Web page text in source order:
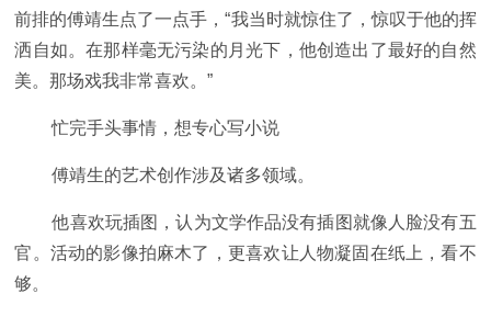
前排的傅靖生点了一点手，“我当时就惊住了，惊叹于他的挥
洒自如。在那样毫无污染的月光下，他创造出了最好的自然
美。那场戏我非常喜欢。”
忙完手头事情，想专心写小说
傅靖生的艺术创作涉及诸多领域。
他喜欢玩插图，认为文学作品没有插图就像人脸没有五
官。活动的影像拍麻木了，更喜欢让人物凝固在纸上，看不
够。